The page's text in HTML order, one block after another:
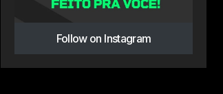
Follow on Instagram